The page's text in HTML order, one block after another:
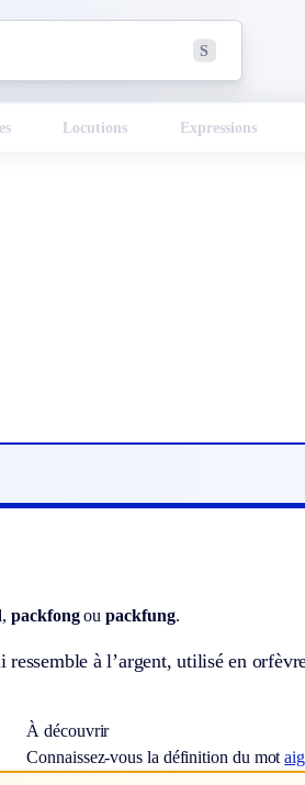
S
Locutions Expressions
,packfongoupackfung.
à l’argent, utilisé en
À découvrir
Connaissez-vous la définition du mot